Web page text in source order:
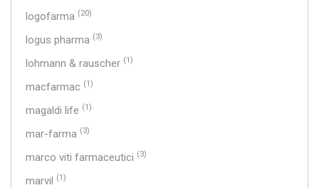
logofarma (20)
logus pharma (3)
lohmann & rauscher (1)
macfarmac (1)
magaldi life (1)
mar-farma (3)
marco viti farmaceutici (3)
marvil (1)